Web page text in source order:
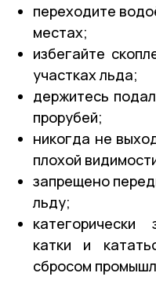
переходите
местах;
избегайте
участках льда;
держитесь
прорубей;
никогда не
плохой
запрещено
льду;
категорически
катки и
сбросом